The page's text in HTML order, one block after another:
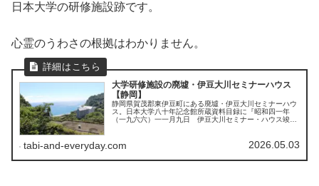
日本大学の研修施設跡です。
心霊のうわさの根拠はわかりません。
大学研修施設の廃墟・伊豆大川セミナーハウス
【静岡】
静岡県賀茂郡東伊豆町にある廃墟・伊豆大川セミナーハウ
ス。日本大学八十年記念館所蔵資料目録に『昭和四一年
（一九六六）一一月九日 伊豆大川セミナー・ハウス竣工
tabi-and-everyday.com 2026.05.03